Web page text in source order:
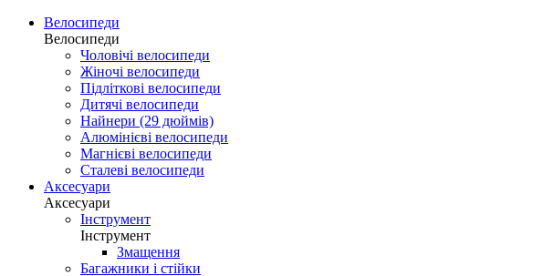
Велосипеди
Велосипеди
Чоловічі велосипеди
Жіночі велосипеди
Підліткові велосипеди
Дитячі велосипеди
Найнери (29 дюймів)
Алюмінієві велосипеди
Магнієві велосипеди
Сталеві велосипеди
Аксесуари
Аксесуари
Інструмент
Інструмент
Змащення
Багажники і стійки